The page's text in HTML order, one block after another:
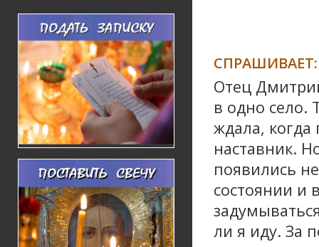
СПРАШИВАЕТ:
Отец
в одно село.
ждала,
наставник.
появились
состоянии и
ли я иду. За